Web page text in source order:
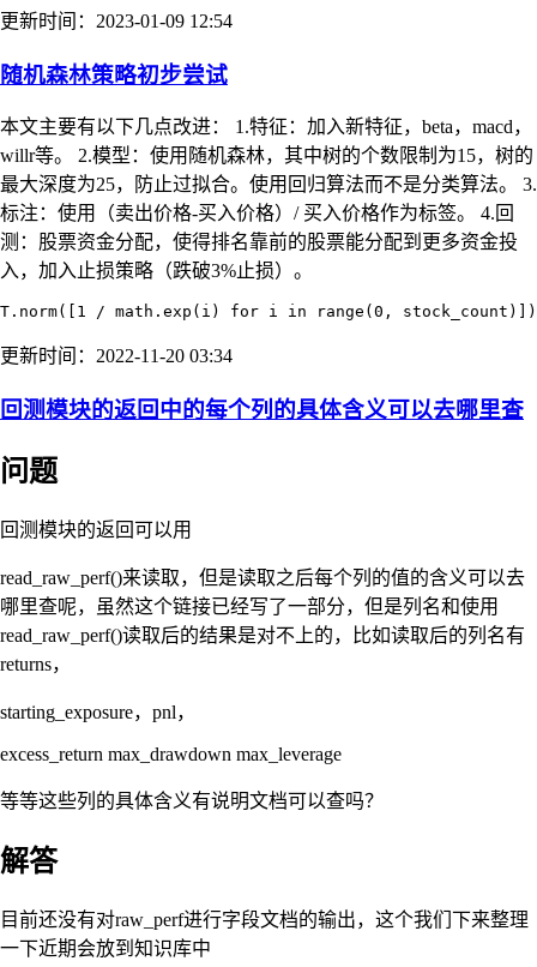
更新时间：2023-01-09 12:54
随机森林策略初步尝试
本文主要有以下几点改进： 1.特征：加入新特征，beta，macd，
willr等。 2.模型：使用随机森林，其中树的个数限制为15，树的
最大深度为25，防止过拟合。使用回归算法而不是分类算法。 3.
标注：使用（卖出价格-买入价格）/ 买入价格作为标签。 4.回
测：股票资金分配，使得排名靠前的股票能分配到更多资金投
入，加入止损策略（跌破3%止损）。
更新时间：2022-11-20 03:34
回测模块的返回中的每个列的具体含义可以去哪里查
问题
回测模块的返回可以用
read_raw_perf()来读取，但是读取之后每个列的值的含义可以去
哪里查呢，虽然这个链接已经写了一部分，但是列名和使用
read_raw_perf()读取后的结果是对不上的，比如读取后的列名有
returns，
starting_exposure，pnl，
excess_return max_drawdown max_leverage
等等这些列的具体含义有说明文档可以查吗？
解答
目前还没有对raw_perf进行字段文档的输出，这个我们下来整理
一下近期会放到知识库中